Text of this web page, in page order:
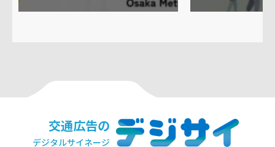
交通広告の
デジタルサイネージ